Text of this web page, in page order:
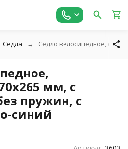
Седла Седло велосипедное,
мм, с
пружин, с
синий